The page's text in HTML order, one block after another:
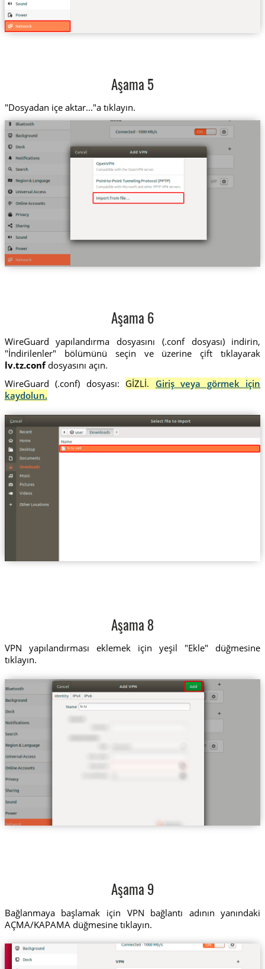
Aşama 5
"Dosyadan içe aktar..."a tıklayın.
Aşama 6
WireGuard yapılandırma dosyasını (.conf dosyası) indirin,
"İndirilenler" bölümünü seçin ve üzerine çift tıklayarak
lv.tz.confdosyasını açın.
WireGuard (.conf) dosyası: GİZLİ. Giriş veya görmek için
kaydolun.
lv.tz.conf
Aşama 8
VPN yapılandırması eklemek için yeşil "Ekle" düğmesine
tıklayın.
lv.tz
Aşama 9
Bağlanmaya başlamak için VPN bağlantı adının yanındaki
AÇMA/KAPAMA düğmesine tıklayın.